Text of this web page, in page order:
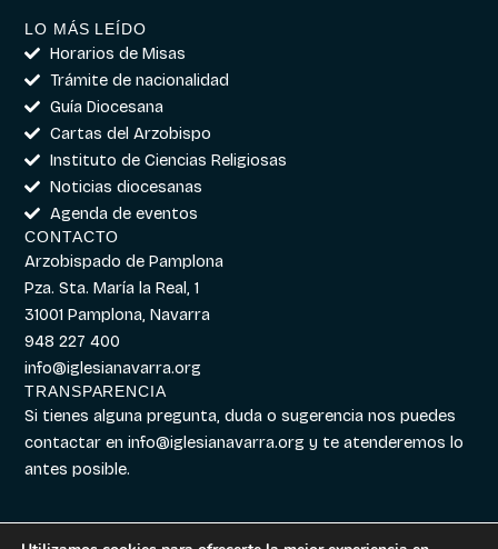
LO MÁS LEÍDO
Horarios de Misas
Trámite de nacionalidad
Guía Diocesana
Cartas del Arzobispo
Instituto de Ciencias Religiosas
Noticias diocesanas
Agenda de eventos
CONTACTO
Arzobispado de Pamplona
Pza. Sta. María la Real, 1
31001 Pamplona, Navarra
948 227 400
info@iglesianavarra.org
TRANSPARENCIA
Si tienes alguna pregunta, duda o sugerencia nos puedes
contactar eninfo@iglesianavarra.org y te atenderemos lo
antes posible.